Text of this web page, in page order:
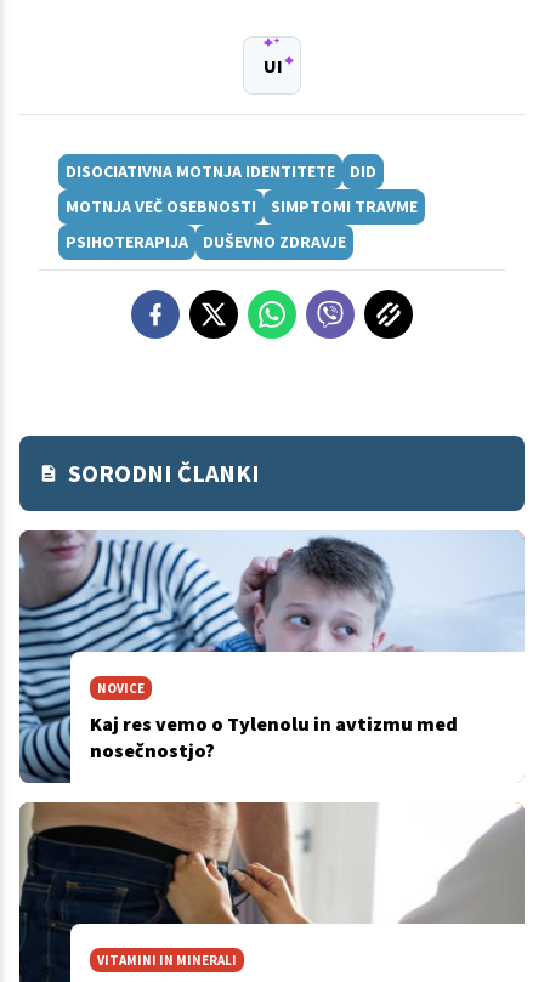
UI
DISOCIATIVNA MOTNJA IDENTITETE
DID
MOTNJA VEČ OSEBNOSTI
SIMPTOMI TRAVME
PSIHOTERAPIJA
DUŠEVNO ZDRAVJE
SORODNI ČLANKI
NOVICE
Kaj res vemo o Tylenolu in avtizmu med
nosečnostjo?
VITAMINI IN MINERALI